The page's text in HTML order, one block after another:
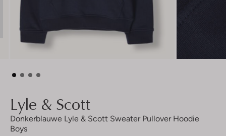
Lyle & Scott
Donkerblauwe Lyle & Scott Sweater Pullover Hoodie
Boys